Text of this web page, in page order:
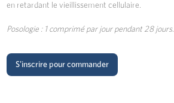
en retardant le vieillissement cellulaire.
Posologie : 1 comprimé par jour pendant 28 jours.
S'inscrire pour commander